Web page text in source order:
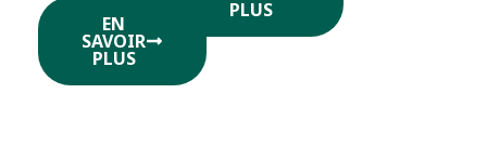
EN
SAVOIR
PLUS
PLUS